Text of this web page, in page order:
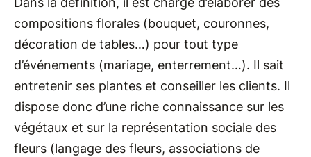
compositions florales (bouquet, couronnes,
décoration de tables…) pour tout type
d’événements (mariage, enterrement…). Il sait
entretenir ses plantes et conseiller les clients. Il
dispose donc d’une riche connaissance sur les
végétaux et sur la représentation sociale des
fleurs (langage des fleurs, associations de